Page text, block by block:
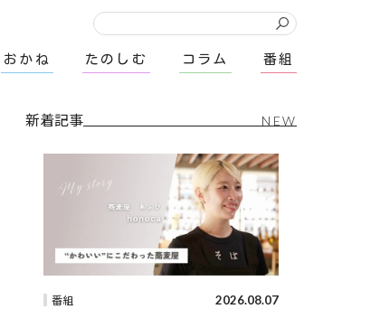
おかね たのしむ コラム 番組
新着記事 NEW
番組 2026.08.07